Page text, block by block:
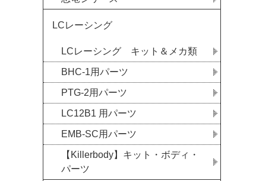
LCレーシング
LCレーシング キット＆メカ類
BHC-1用パーツ
PTG-2用パーツ
LC12B1 用パーツ
EMB-SC用パーツ
【Killerbody】キット・ボディ・
パーツ